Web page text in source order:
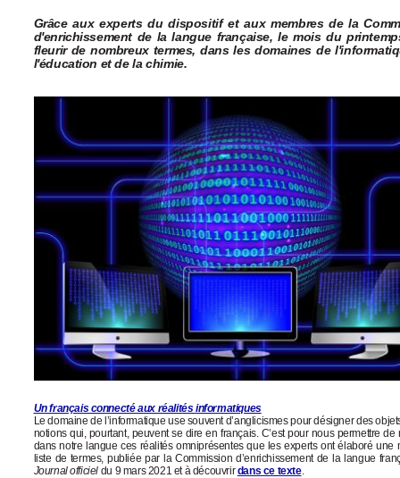
Grâce aux experts du dispositif et aux membres de la
d'enrichissement de la langue française, le mois du
fleurir de nombreux termes, dans les domaines de
l'éducation et de la chimie.
Un français connecté aux réalités informatiques
Le domaine de l’informatique use souvent d’anglicismes pour désigner des
notions qui, pourtant, peuvent se dire en français. C’est pour nous permettre de
dans notre langue ces réalités omniprésentes que les experts ont élaboré une
liste de termes, publiée par la Commission d’enrichissement de la langue
Journal officiel du 9 mars 2021 et à découvrirdans ce texte.